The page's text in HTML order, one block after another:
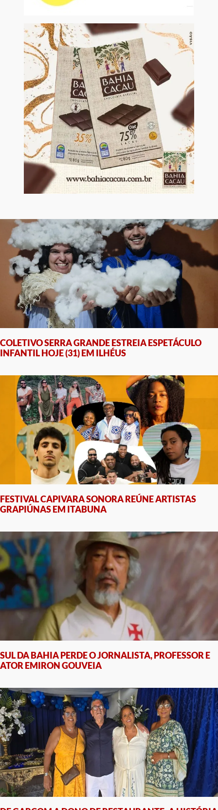
COLETIVO SERRA GRANDE ESTREIA ESPETÁCULO
INFANTIL HOJE (31) EM ILHÉUS
FESTIVAL CAPIVARA SONORA REÚNE ARTISTAS
GRAPIÚNAS EM ITABUNA
SUL DA BAHIA PERDE O JORNALISTA, PROFESSOR E
ATOR EMIRON GOUVEIA